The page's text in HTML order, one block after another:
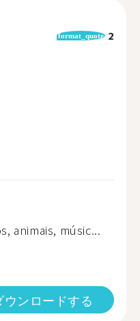
format_quote 2
animais, músic...
ンロードする